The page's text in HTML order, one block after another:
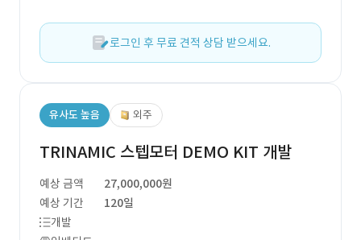
로그인 후 무료 견적 상담 받으세요.
유사도 높음 외주
TRINAMIC 스텝모터 DEMO KIT 개발
예상 금액
27,000,000원
예상 기간
120일
개발